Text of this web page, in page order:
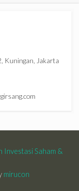
Kuningan, Jakarta
Investasi Saham &
mirucon